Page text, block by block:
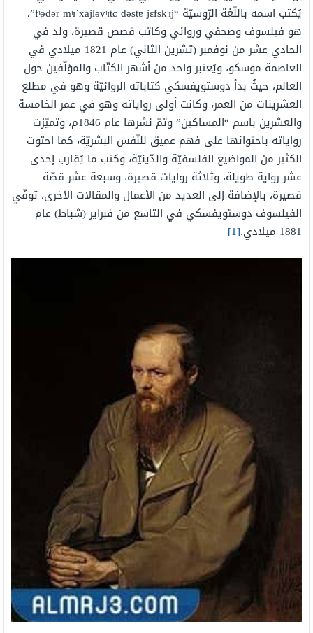
يُكتب اسمه باللّغة الرّوسيّة “fʲɵdər mʲɪˈxajləvʲɪtɕ dəstɐˈjɛfskʲɪj”،
هو فيلسوف وصحفي وروائي وكاتب قصص قصيرة، ولد في
الحادي عشر من نوفمبر (تشرين الثاني) عام 1821 ميلادي في
العاصمة موسكو، ويُعتبر واحد من أشهر الكتّاب والمؤلّفين حول
العالم، حيثُ بدأ دوستويفسكي كتاباته الروائيّة وهو في مطلع
العشرينات من العمر، وكانت أولى رواياته وهو في عمر الخامسة
والعشرين باسم “المساكين” وتمّ نشرها عام 1846م، وتميّزت
رواياته باحتوائها على فهم عميق للنّفس البشريّة، كما احتوت
الكثير من المواضيع الفلسفيّة والدّينيّة، وكتب ما يُقارب إحدى
عشر رواية طويلة، وثلاثة روايات قصيرة، وسبعة عشر قصّة
قصيرة، بالإضافة إلى العديد من الأعمال والمقالات الأخرى، توفّي
الفيلسوف دوستويفسكي في التاسع من فبراير (شباط) عام
1881 ميلادي.
[1]